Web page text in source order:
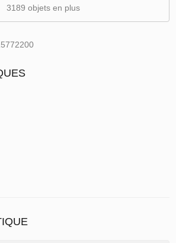
3189 objets en plus